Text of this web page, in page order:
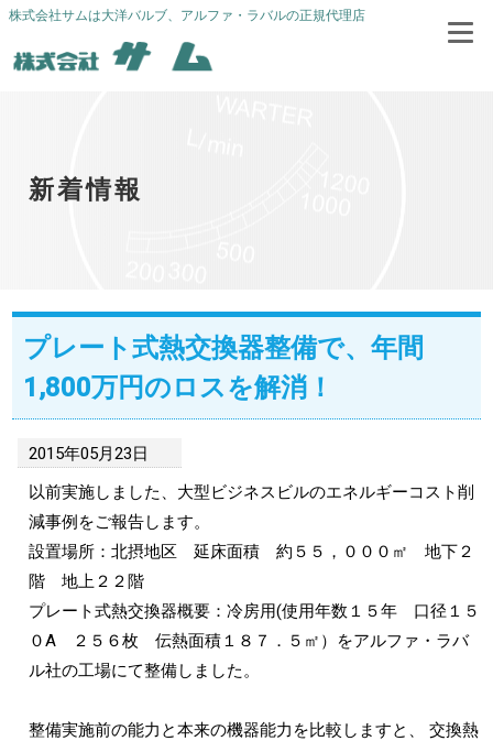
株式会社サムは大洋バルブ、アルファ・ラバルの正規代理店
新着情報
プレート式熱交換器整備で、年間
1,800万円のロスを解消！
2015年05月23日
以前実施しました、大型ビジネスビルのエネルギーコスト削
減事例をご報告します。
設置場所：北摂地区 延床面積 約５５，０００㎡ 地下２
階 地上２２階
プレート式熱交換器概要：冷房用(使用年数１５年 口径１５
０A ２５６枚 伝熱面積１８７．５㎡）をアルファ・ラバ
ル社の工場にて整備しました。
整備実施前の能力と本来の機器能力を比較しますと、 交換熱